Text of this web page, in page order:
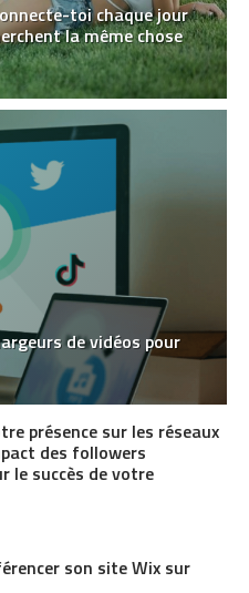
toi chaque jour
la même chose
de vidéos pour
présence sur les réseaux
des followers
le succès de votre
son site Wix sur